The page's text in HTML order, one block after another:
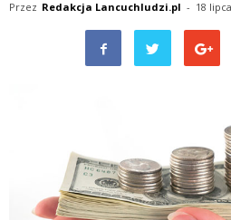
Przez Redakcja Lancuchludzi.pl - 18